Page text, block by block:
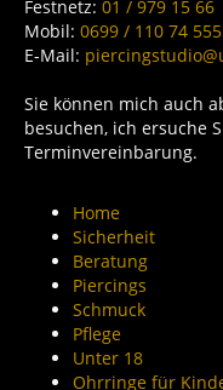
Festnetz: 01 / 979 15 66
Mobil: 0699 / 110 74 555
E-Mail:
Sie können mich auch
besuchen, ich ersuche
Terminvereinbarung.
Home
Sicherheit
Beratung
Piercings
Schmuck
Pflege
Unter 18
Ohrringe für